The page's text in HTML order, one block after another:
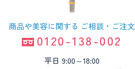
商品や美容に関する ご相談・ご注文
0120-138-002
平日 9:00～18:00